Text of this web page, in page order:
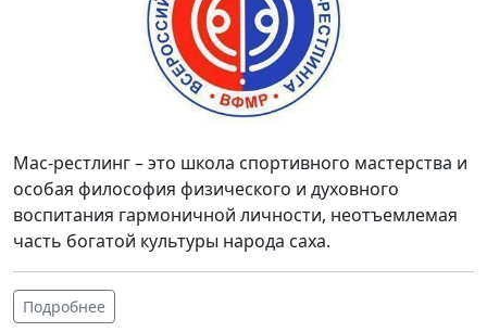
Мас-рестлинг – это школа спортивного мастерства и
особая философия физического и духовного
воспитания гармоничной личности, неотъемлемая
часть богатой культуры народа саха.
Подробнее